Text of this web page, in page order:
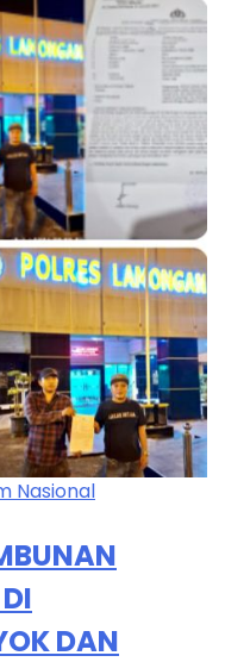
Nasional
DAN